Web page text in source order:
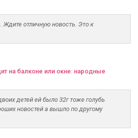
Ждите отличную новость. Это к
на балконе или окне: народные
детей ей было 32г тоже голубь
новостей а вышло по другому